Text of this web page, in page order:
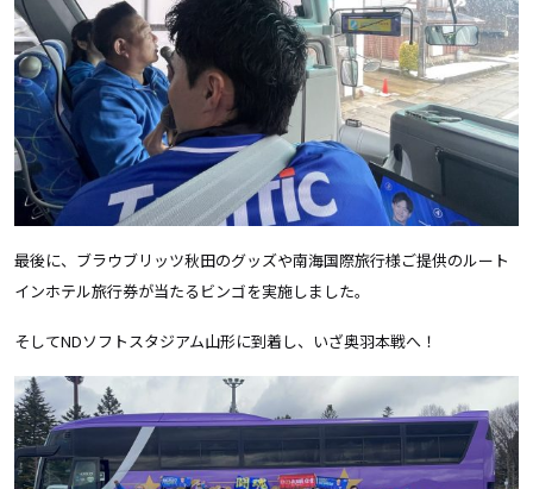
最後に、ブラウブリッツ秋田のグッズや南海国際旅行様ご提供のルート
インホテル旅行券が当たるビンゴを実施しました。
そしてNDソフトスタジアム山形に到着し、いざ奥羽本戦へ！